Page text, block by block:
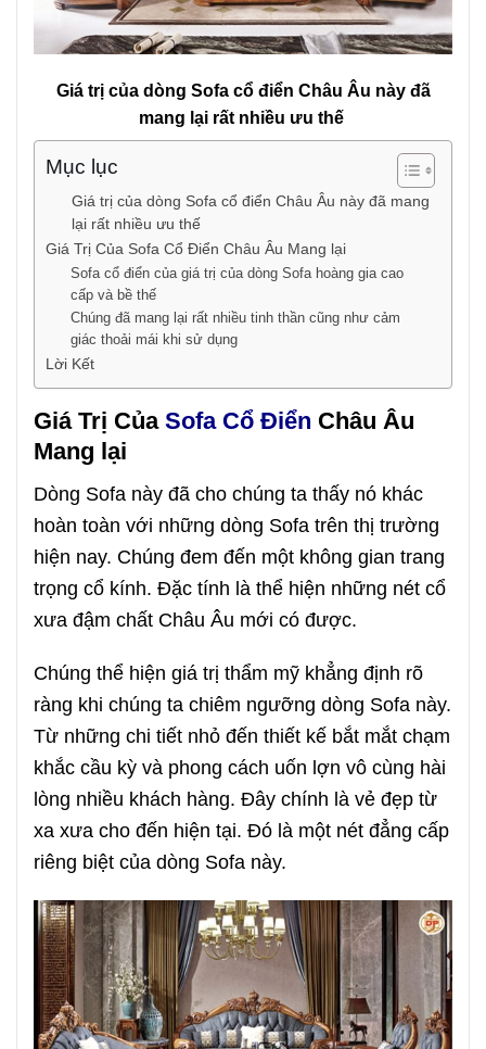
Giá trị của dòng Sofa cổ điển Châu Âu này đã
mang lại rất nhiều ưu thế
Mục lục
Giá trị của dòng Sofa cổ điển Châu Âu này đã mang
lại rất nhiều ưu thế
Giá Trị Của Sofa Cổ Điển Châu Âu Mang lại
Sofa cổ điển của giá trị của dòng Sofa hoàng gia cao
cấp và bề thế
Chúng đã mang lại rất nhiều tinh thần cũng như cảm
giác thoải mái khi sử dụng
Lời Kết
Giá Trị Của Sofa Cổ Điển Châu Âu
Mang lại
Dòng Sofa này đã cho chúng ta thấy nó khác
hoàn toàn với những dòng Sofa trên thị trường
hiện nay. Chúng đem đến một không gian trang
trọng cổ kính. Đặc tính là thể hiện những nét cổ
xưa đậm chất Châu Âu mới có được.
Chúng thể hiện giá trị thẩm mỹ khẳng định rõ
ràng khi chúng ta chiêm ngưỡng dòng Sofa này.
Từ những chi tiết nhỏ đến thiết kế bắt mắt chạm
khắc cầu kỳ và phong cách uốn lợn vô cùng hài
lòng nhiều khách hàng. Đây chính là vẻ đẹp từ
xa xưa cho đến hiện tại. Đó là một nét đẳng cấp
riêng biệt của dòng Sofa này.